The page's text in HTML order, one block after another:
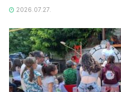
2026.07.27.